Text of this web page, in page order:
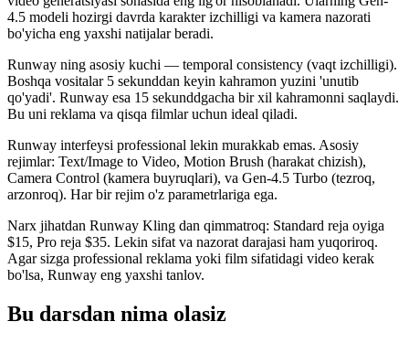
4.5 modeli hozirgi davrda karakter izchilligi va kamera nazorati
bo'yicha eng yaxshi natijalar beradi.
Runway ning asosiy kuchi — temporal consistency (vaqt izchilligi).
Boshqa vositalar 5 sekunddan keyin kahramon yuzini 'unutib
qo'yadi'. Runway esa 15 sekunddgacha bir xil kahramonni saqlaydi.
Bu uni reklama va qisqa filmlar uchun ideal qiladi.
Runway interfeysi professional lekin murakkab emas. Asosiy
rejimlar: Text/Image to Video, Motion Brush (harakat chizish),
Camera Control (kamera buyruqlari), va Gen-4.5 Turbo (tezroq,
arzonroq). Har bir rejim o'z parametrlariga ega.
Narx jihatdan Runway Kling dan qimmatroq: Standard reja oyiga
$15, Pro reja $35. Lekin sifat va nazorat darajasi ham yuqoriroq.
Agar sizga professional reklama yoki film sifatidagi video kerak
bo'lsa, Runway eng yaxshi tanlov.
Bu darsdan nima olasiz